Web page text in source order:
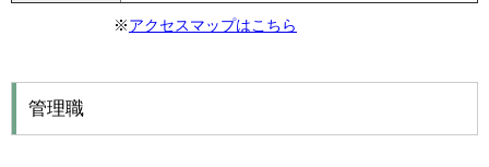
※アクセスマップはこちら
管理職